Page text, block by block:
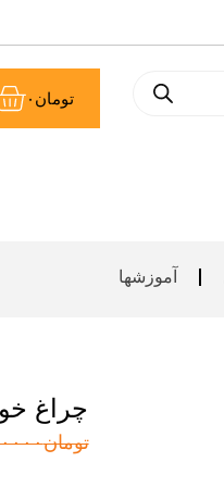
تومان ۰
آموزشها
چراغ
تومان